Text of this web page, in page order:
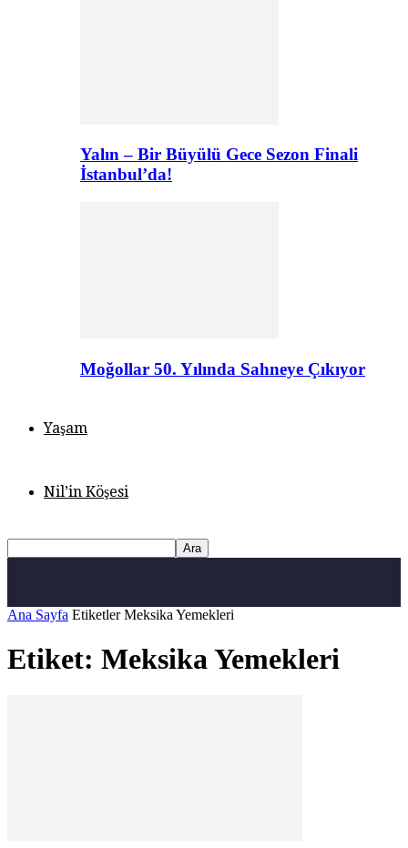
Yalın – Bir Büyülü Gece Sezon Finali
İstanbul’da!
Moğollar 50. Yılında Sahneye Çıkıyor
Yaşam
Nil’in Köşesi
Ana Sayfa Etiketler Meksika Yemekleri
Etiket: Meksika Yemekleri